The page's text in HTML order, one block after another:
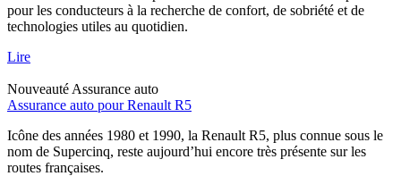
pour les conducteurs à la recherche de confort, de sobriété et de
technologies utiles au quotidien.
Lire
Nouveauté Assurance auto
Assurance auto pour Renault R5
Icône des années 1980 et 1990, la Renault R5, plus connue sous le
nom de Supercinq, reste aujourd’hui encore très présente sur les
routes françaises.